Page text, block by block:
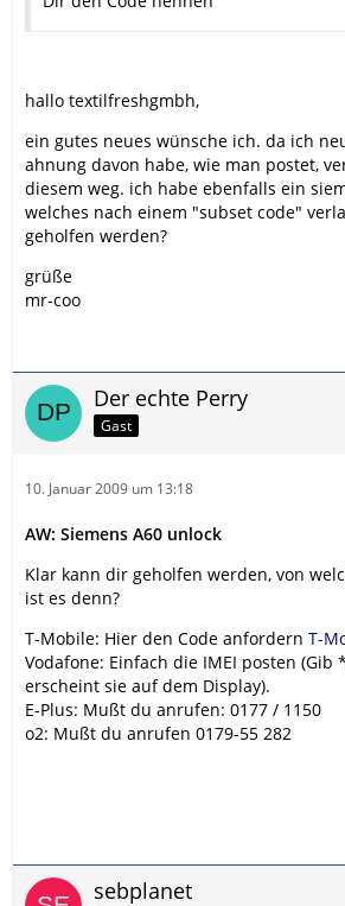
hallo textilfreshgmbh,
ein gutes neues wünsche ich. da ich
ahnung davon habe, wie man postet,
diesem weg. ich habe ebenfalls ein
welches nach einem "subset code"
geholfen werden?
grüße
mr-coo
Der echte Perry
Gast
10. Januar 2009 um 13:18
AW: Siemens A60 unlock
Klar kann dir geholfen werden, von
ist es denn?
T-Mobile: Hier den Code anfordern T-
Vodafone: Einfach die IMEI posten (Gib
erscheint sie auf dem Display).
E-Plus: Mußt du anrufen: 0177 / 1150
o2: Mußt du anrufen 0179-55 282
sebplanet